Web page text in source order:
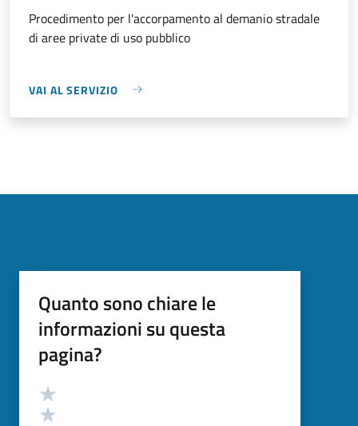
Procedimento per l'accorpamento al demanio stradale
di aree private di uso pubblico
VAI AL SERVIZIO
Quanto sono chiare le
informazioni su questa
pagina?
Valutazione